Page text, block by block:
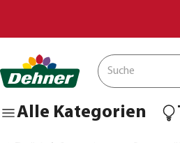
Alle Kategorien